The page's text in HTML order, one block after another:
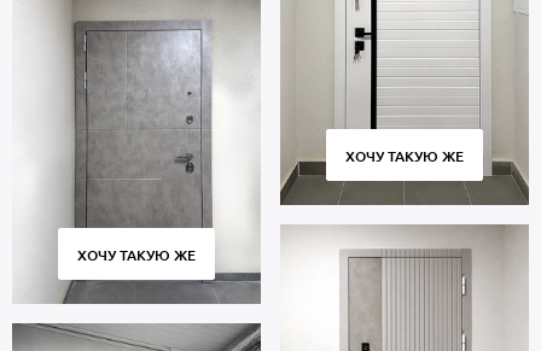
ХОЧУ ТАКУЮ ЖЕ
ХОЧУ ТАКУЮ ЖЕ